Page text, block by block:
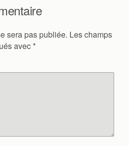
sera pas publiée. Les champs
avec *